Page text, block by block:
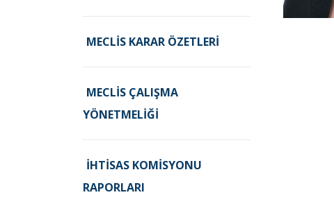
MECLIS KARAR ÖZETLERI
MECLIS ÇALIŞMA
YÖNETMELIĞI
İHTISAS KOMISYONU
RAPORLARI